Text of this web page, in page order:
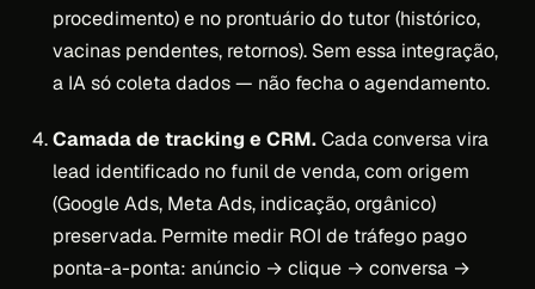
procedimento) e no prontuário do tutor (histórico,
vacinas pendentes, retornos). Sem essa integração,
a IA só coleta dados — não fecha o agendamento.
Camada de tracking e CRM.Cada conversa vira
lead identificado no funil de venda, com origem
(Google Ads, Meta Ads, indicação, orgânico)
preservada. Permite medir ROI de tráfego pago
ponta-a-ponta: anúncio → clique → conversa →